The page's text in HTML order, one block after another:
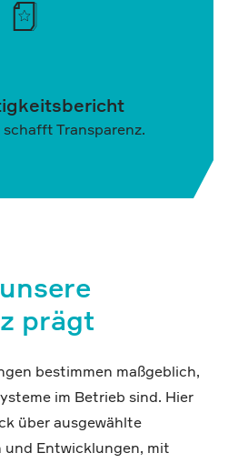
Transparenz.
prägt
bestimmen maßgeblich,
im Betrieb sind. Hier
über ausgewählte
und Entwicklungen, mit